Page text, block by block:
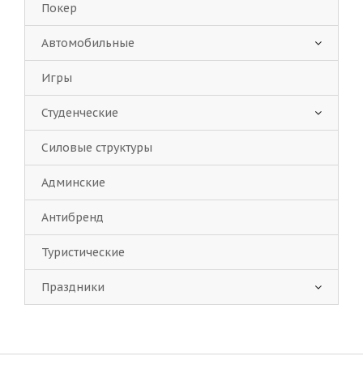
Покер
Автомобильные
Игры
Студенческие
Силовые структуры
Админские
Антибренд
Туристические
Праздники